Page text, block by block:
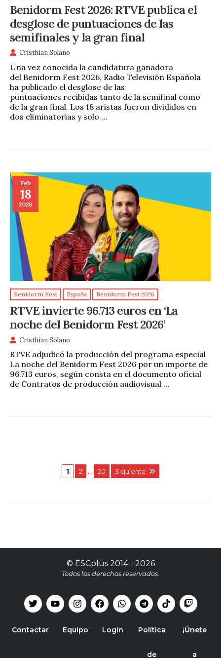
Benidorm Fest 2026: RTVE publica el
desglose de puntuaciones de las
semifinales y la gran final
Cristhian Solano
Una vez conocida la candidatura ganadora
del Benidorm Fest 2026, Radio Televisión Española
ha publicado el desglose de las
puntuaciones recibidas tanto de la semifinal como
de la gran final. Los 18 aristas fueron divididos en
dos eliminatorias y solo …
Feb
18
2026
Benidorm Fest España Benidorm Fest 2026
RTVE invierte 96.713 euros en ‘La
noche del Benidorm Fest 2026’
Cristhian Solano
RTVE adjudicó la producción del programa especial
La noche del Benidorm Fest 2026 por un importe de
96.713 euros, según consta en el documento oficial
de Contratos de producción audiovisual …
1 2 20 Siguiente
© ESCplus2014 - 2026
Todos los derechos reservados.
Contactar Equipo Login Política
de
¡Únete
a